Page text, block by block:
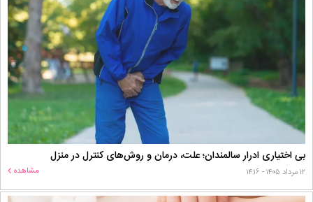
بی اختیاری ادرار سالمندان؛ علت، درمان و روش‌های کنترل در منزل
۱۲ مرداد ۱۴۰۵ - ۱۴:۱۶ مشاهده